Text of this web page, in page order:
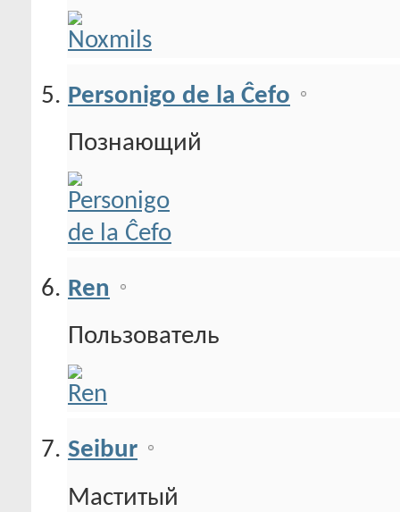
Personigo de la Ĉefo
Познающий
Ren
Пользователь
Seibur
Маститый